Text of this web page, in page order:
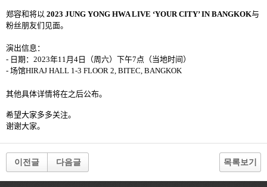
郑容和将以 2023 JUNG YONG HWA LIVE ‘YOUR CITY’ IN BANGKOK与
粉丝朋友们见面。
演出信息：
- 日期： 2023年11月 4 日（周六）下午7点（当地时间）
- 场馆HIRAJ HALL 1-3 FLOOR 2, BITEC, BANGKOK
其他具体详情将在之后公布。
希望大家多多关注。
谢谢大家。
이전글 다음글 목록보기